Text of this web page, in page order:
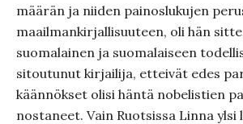
määrän ja niiden painoslukujen
maailmankirjallisuuteen, oli hän
suomalainen ja suomalaiseen
sitoutunut kirjailija, etteivät edes
käännökset olisi häntä nobelistien
nostaneet. Vain Ruotsissa Linna ylsi